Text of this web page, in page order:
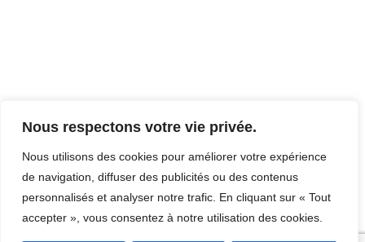
Nous respectons votre vie privée.
Nous utilisons des cookies pour améliorer votre expérience
de navigation, diffuser des publicités ou des contenus
personnalisés et analyser notre trafic. En cliquant sur « Tout
accepter », vous consentez à notre utilisation des cookies.